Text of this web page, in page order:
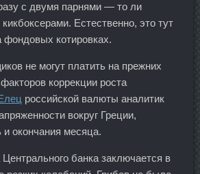
с двумя парнями — то ли
Естественно, это тут
фондовых котировках.
не могут платить на прежних
коррекции роста
российской валюты аналитик
вокруг Греции,
окончания месяца.
банка заключается в